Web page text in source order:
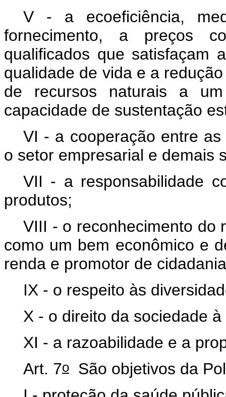
V - a ecoeficiência,
fornecimento, a preços
qualificados que satisfaçam
qualidade de vida e a
de recursos naturais a
capacidade de sustentação
VI - a cooperação entre
o setor empresarial e demais
VII - a responsabilidade
produtos;
VIII - o reconhecimento do
como um bem econômico e
renda e promotor de
IX - o respeito às
X - o direito da sociedade
XI - a razoabilidade e a
Art. 7o São objetivos da